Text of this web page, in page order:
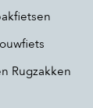
Rugzakken